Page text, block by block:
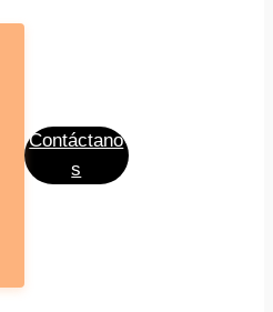
Contáctano
s